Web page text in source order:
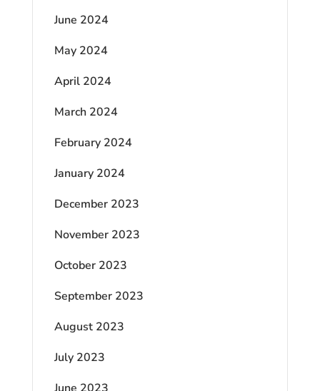
June 2024
May 2024
April 2024
March 2024
February 2024
January 2024
December 2023
November 2023
October 2023
September 2023
August 2023
July 2023